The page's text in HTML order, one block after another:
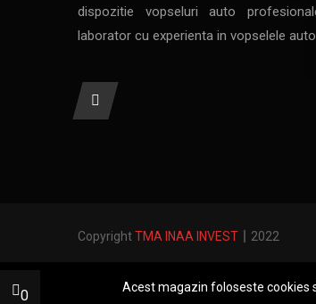
dispozitie vopseluri auto
laborator cu experienta in vopselele auto
CopyrightTMA INAA INVEST 2022
Acest magazin foloseste cookies
0